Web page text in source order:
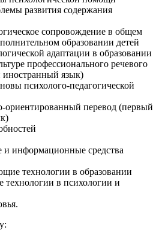
развития содержания
сопровождение в общем
образовании детей
адаптации в образовании
профессионального речевого
язык)
психолого-педагогической
ориентированный перевод (первый
и информационные средства
технологии в образовании
в психологии и